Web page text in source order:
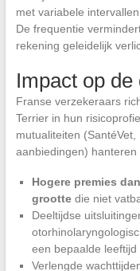
met variabele
De frequentie
rekening geleidelijk
Impact op
Franse verzekeraars
Terrier in hun
mutualiteiten (SantéVet,
aanbiedingen)
Hogere premies
groottedie niet
Deeltijdse
een bepaalde leeftijd
Verlengde